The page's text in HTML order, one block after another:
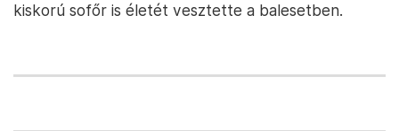
kiskorú sofőr is életét vesztette a balesetben.